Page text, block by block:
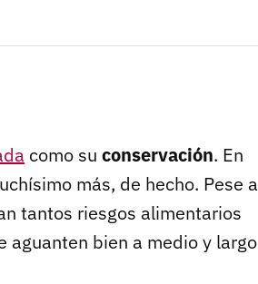
como su conservación. En
más, de hecho. Pese a
tantos riesgos alimentarios
aguanten bien a medio y largo